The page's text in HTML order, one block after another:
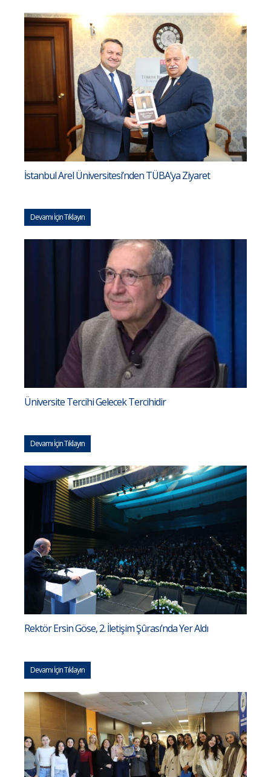
İstanbul Arel Üniversitesi’nden TÜBA’ya Ziyaret
Devamı İçin Tıklayın
Üniversite Tercihi Gelecek Tercihidir
Devamı İçin Tıklayın
Rektör Ersin Göse, 2. İletişim Şûrası’nda Yer Aldı
Devamı İçin Tıklayın